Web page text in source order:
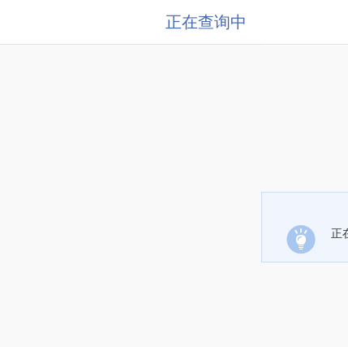
正在查询中
正